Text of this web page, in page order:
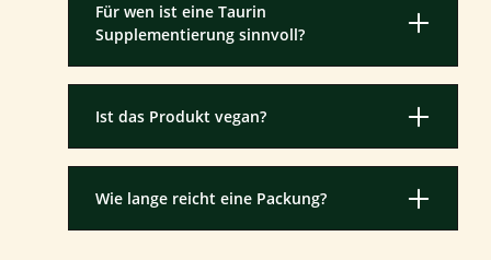
Für wen ist eine Taurin
Supplementierung sinnvoll?
Ist das Produkt vegan?
Wie lange reicht eine Packung?